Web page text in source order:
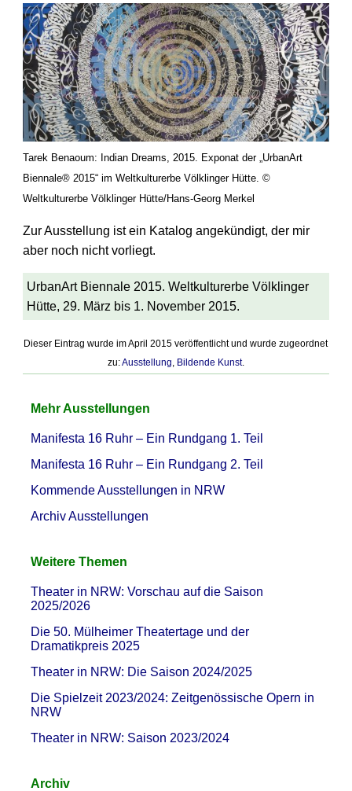
Tarek Benaoum: Indian Dreams, 2015. Exponat der „UrbanArt
Biennale® 2015“ im Weltkulturerbe Völklinger Hütte. ©
Weltkulturerbe Völklinger Hütte/Hans-Georg Merkel
Zur Ausstellung ist ein Katalog angekündigt, der mir
aber noch nicht vorliegt.
UrbanArt Biennale 2015. Weltkulturerbe Völklinger
Hütte, 29. März bis 1. November 2015.
Dieser Eintrag wurde im April 2015 veröffentlicht und wurde zugeordnet
zu:Ausstellung, Bildende Kunst.
Mehr Ausstellungen
Manifesta 16 Ruhr – Ein Rundgang 1. Teil
Manifesta 16 Ruhr – Ein Rundgang 2. Teil
Kommende Ausstellungen in NRW
Archiv Ausstellungen
Weitere Themen
Theater in NRW: Vorschau auf die Saison
2025/2026
Die 50. Mülheimer Theatertage und der
Dramatikpreis 2025
Theater in NRW: Die Saison 2024/2025
Die Spielzeit 2023/2024: Zeitgenössische Opern in
NRW
Theater in NRW: Saison 2023/2024
Archiv